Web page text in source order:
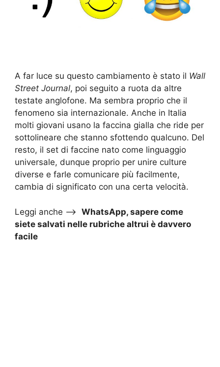
A far luce su questo cambiamento è stato il Wall
Street Journal, poi seguito a ruota da altre
testate anglofone. Ma sembra proprio che il
fenomeno sia internazionale. Anche in Italia
molti giovani usano la faccina gialla che ride per
sottolineare che stanno sfottendo qualcuno. Del
resto, il set di faccine nato come linguaggio
universale, dunque proprio per unire culture
diverse e farle comunicare più facilmente,
cambia di significato con una certa velocità.
Leggi anche –> WhatsApp, sapere come
siete salvati nelle rubriche altrui è davvero
facile